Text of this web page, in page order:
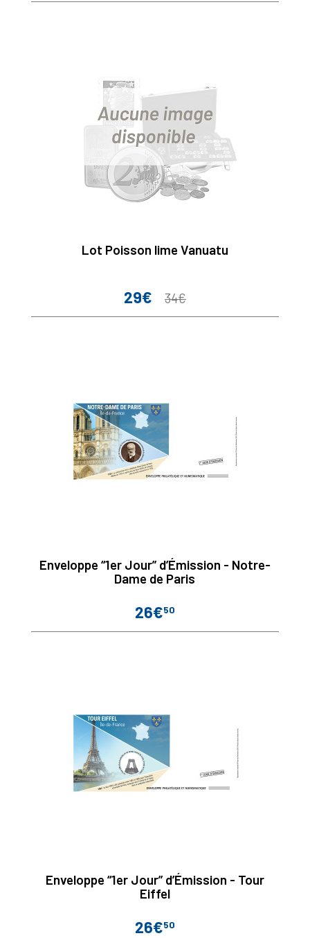
Lot Poisson lime Vanuatu
Prix
29€
Prix
34€
Enveloppe “1er Jour” d’Émission - Notre-
Dame de Paris
Prix
26€50
Enveloppe “1er Jour” d’Émission - Tour
Eiffel
Prix
26€50